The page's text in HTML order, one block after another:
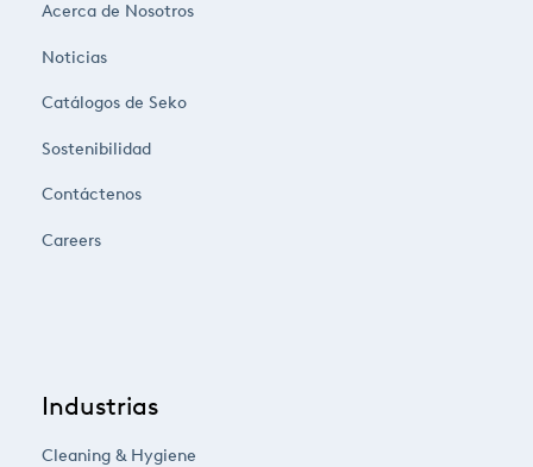
Acerca de Nosotros
Noticias
Catálogos de Seko
Sostenibilidad
Contáctenos
Careers
Industrias
Cleaning & Hygiene